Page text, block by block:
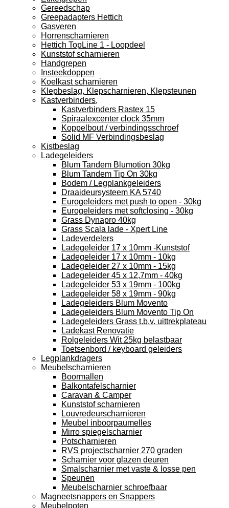
Gereedschap
Greepadapters Hettich
Gasveren
Horrenscharnieren
Hettich TopLine 1 - Loopdeel
Kunststof scharnieren
Handgrepen
Insteekdoppen
Koelkast scharnieren
Klepbeslag, Klepscharnieren, Klepsteunen
Kastverbinders,
Kastverbinders Rastex 15
Spiraalexcenter clock 35mm
Koppelbout / verbindingsschroef
Solid MF Verbindingsbeslag
Kistbeslag
Ladegeleiders
Blum Tandem Blumotion 30kg
Blum Tandem Tip On 30kg
Bodem / Legplankgeleiders
Draaideursysteem KA 5740
Eurogeleiders met push to open - 30kg
Eurogeleiders met softclosing - 30kg
Grass Dynapro 40kg
Grass Scala lade - Xpert Line
Ladeverdelers
Ladegeleider 17 x 10mm -Kunststof
Ladegeleider 17 x 10mm - 10kg
Ladegeleider 27 x 10mm - 15kg
Ladegeleider 45 x 12,7mm - 40kg
Ladegeleider 53 x 19mm - 100kg
Ladegeleider 58 x 19mm - 90kg
Ladegeleiders Blum Movento
Ladegeleiders Blum Movento Tip On
Ladegeleiders Grass t.b.v. uittrekplateau
Ladekast Renovatie
Rolgeleiders Wit 25kg belastbaar
Toetsenbord / keyboard geleiders
Legplankdragers
Meubelscharnieren
Boormallen
Balkontafelscharnier
Caravan & Camper
Kunststof scharnieren
Louvredeurscharnieren
Meubel inboorpaumelles
Mirro spiegelscharnier
Potscharnieren
RVS projectscharnier 270 graden
Scharnier voor glazen deuren
Smalscharnier met vaste & losse pen
Speunen
Meubelscharnier schroefbaar
Magneetsnappers en Snappers
Meubelpoten